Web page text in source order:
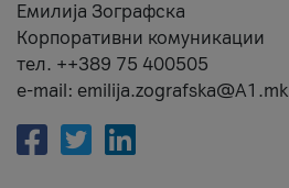
Емилија Зографска
Корпоративни комуникации
тел. ++389 75 400505
e-mail: emilija.zografska@A1.mk